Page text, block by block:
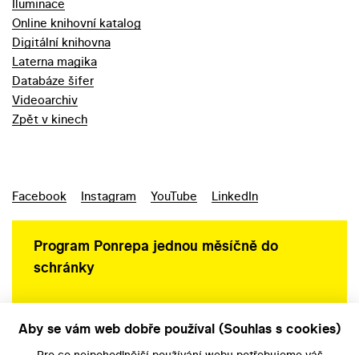
Iluminace
Online knihovní katalog
Digitální knihovna
Laterna magika
Databáze šifer
Videoarchiv
Zpět v kinech
Facebook Instagram YouTube LinkedIn
Program Ponrepa jednou měsíčně do
schránky
Aby se vám web dobře používal (Souhlas s cookies)